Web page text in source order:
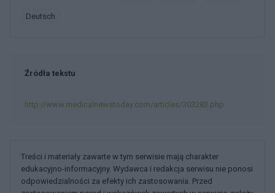
deutsch
Źródła tekstu
http://www.medicalnewstoday.com/articles/303283.php
Treści i materiały zawarte w tym serwisie mają charakter
edukacyjno-informacyjny. Wydawca i redakcja serwisu nie ponosi
odpowiedzialności za efekty ich zastosowania. Przed